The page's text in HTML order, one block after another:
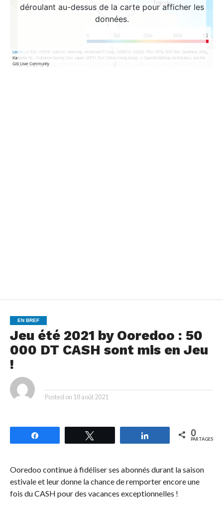
EN BREF
Jeu été 2021 by Ooredoo : 50
000 DT CASH sont mis en Jeu
!
Posted on 18 août 2021
Partagez 0
PARTAGES
Ooredoo continue à fidéliser ses abonnés durant la saison
estivale et leur donne la chance de remporter encore une
fois du CASH pour des vacances exceptionnelles !